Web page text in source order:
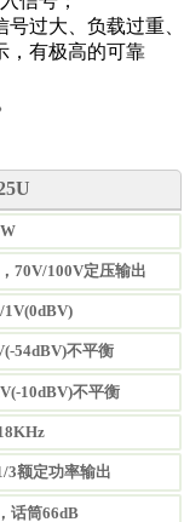
过大、负载过重、
，有极高的可靠
70V/100V定压输出
1V(0dBV)
54dBV)不平衡
10dBV)不平衡
3额定功率输出
话筒66dB